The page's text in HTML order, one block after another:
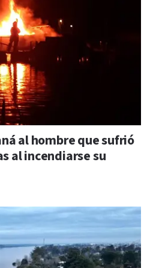
al hombre que sufrió
al incendiarse su